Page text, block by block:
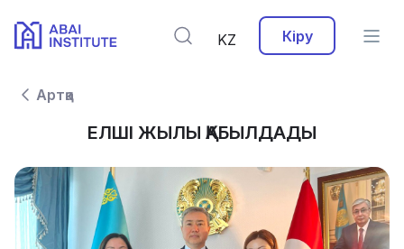
KZ Кіру
Артқа
ЕЛШІ ЖЫЛЫ ҚАБЫЛДАДЫ